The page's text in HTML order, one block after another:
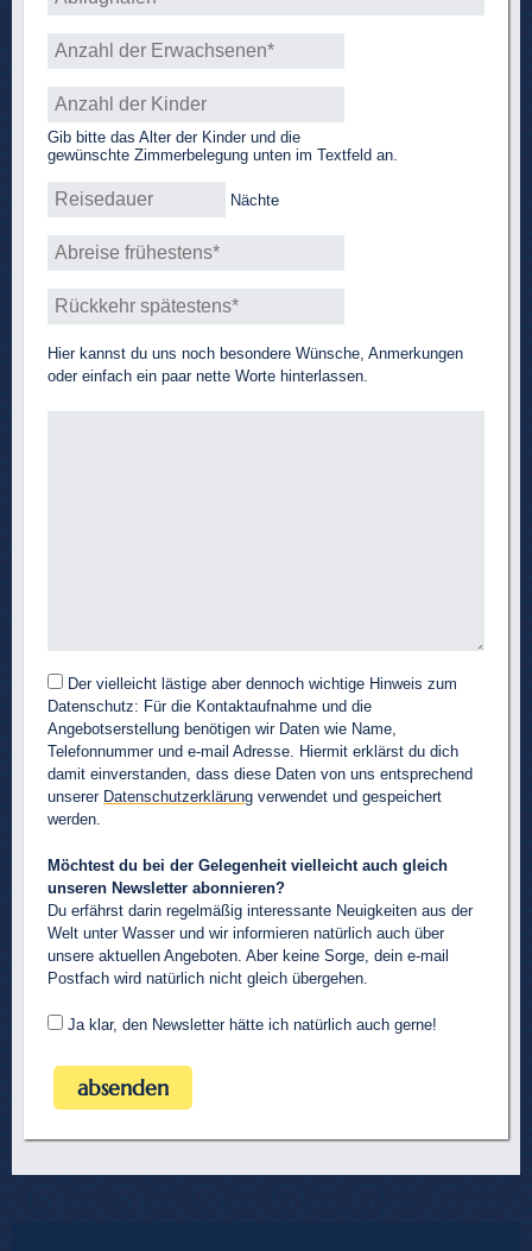
Gib bitte das Alter der Kinder und die
gewünschte Zimmerbelegung unten im Textfeld an.
Nächte
Hier kannst du uns noch besondere Wünsche, Anmerkungen
oder einfach ein paar nette Worte hinterlassen.
Der vielleicht lästige aber dennoch wichtige Hinweis zum
Datenschutz: Für die Kontaktaufnahme und die
Angebotserstellung benötigen wir Daten wie Name,
Telefonnummer und e-mail Adresse. Hiermit erklärst du dich
damit einverstanden, dass diese Daten von uns entsprechend
unserer Datenschutzerklärung verwendet und gespeichert
werden.
Möchtest du bei der Gelegenheit vielleicht auch gleich
unseren Newsletter abonnieren?
Du erfährst darin regelmäßig interessante Neuigkeiten aus der
Welt unter Wasser und wir informieren natürlich auch über
unsere aktuellen Angeboten. Aber keine Sorge, dein e-mail
Postfach wird natürlich nicht gleich übergehen.
Ja klar, den Newsletter hätte ich natürlich auch gerne!